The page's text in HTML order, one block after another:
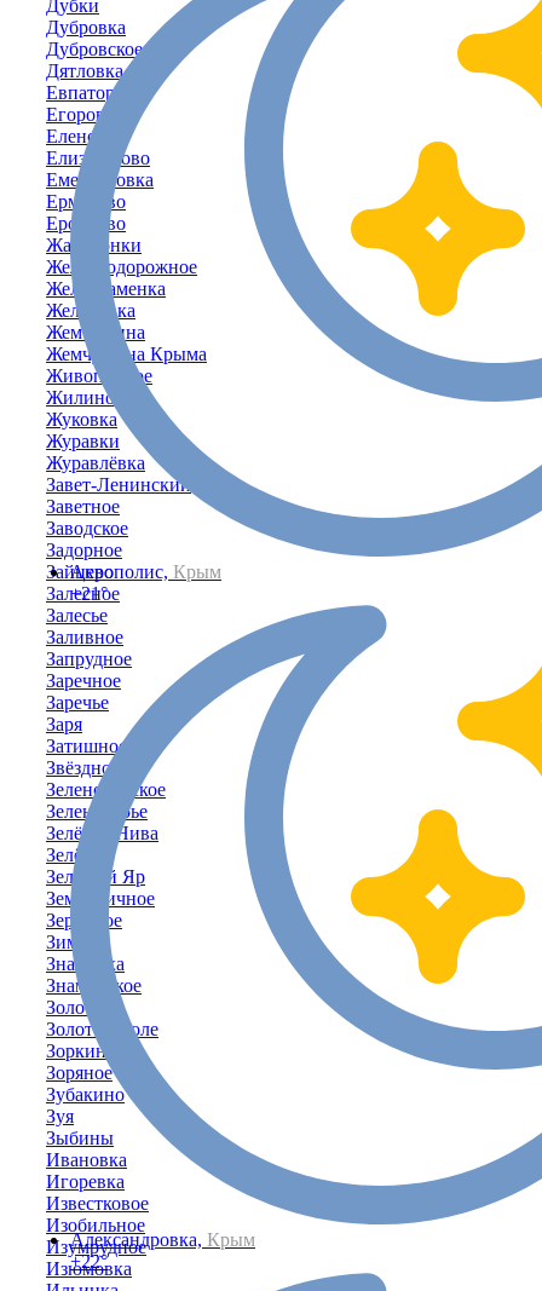
Акрополис, Крым
+21°
Александровка, Крым
+22°
Дубки
Дубровка
Дубровское
Дятловка
Евпатория
Егорово
Еленовка
Елизаветово
Емельяновка
Ермаково
Ерофеево
Жаворонки
Железнодорожное
Желтокаменка
Желябовка
Жемчужина
Жемчужина Крыма
Живописное
Жилино
Жуковка
Журавки
Журавлёвка
Завет-Ленинский
Заветное
Заводское
Задорное
Зайцево
Залесное
Залесье
Заливное
Запрудное
Заречное
Заречье
Заря
Затишное
Звёздное
Зеленогорское
Зеленогорье
Зелёная Нива
Зелёное
Зелёный Яр
Земляничное
Зерновое
Зимино
Знаменка
Знаменское
Золотое
Золотое Поле
Зоркино
Зоряное
Зубакино
Зуя
Зыбины
Ивановка
Игоревка
Известковое
Изобильное
Изумрудное
Изюмовка